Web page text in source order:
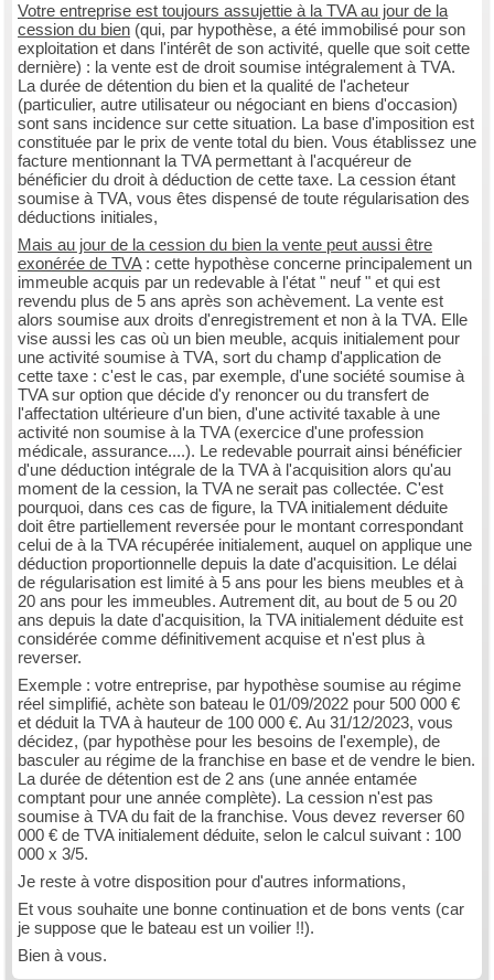
Votre entreprise est toujours assujettie à la TVA au jour de la
cession du bien (qui, par hypothèse, a été immobilisé pour son
exploitation et dans l'intérêt de son activité, quelle que soit cette
dernière) : la vente est de droit soumise intégralement à TVA.
La durée de détention du bien et la qualité de l'acheteur
(particulier, autre utilisateur ou négociant en biens d'occasion)
sont sans incidence sur cette situation. La base d'imposition est
constituée par le prix de vente total du bien. Vous établissez une
facture mentionnant la TVA permettant à l'acquéreur de
bénéficier du droit à déduction de cette taxe. La cession étant
soumise à TVA, vous êtes dispensé de toute régularisation des
déductions initiales,
Mais au jour de la cession du bien la vente peut aussi être
exonérée de TVA: cette hypothèse concerne principalement un
immeuble acquis par un redevable à l'état " neuf " et qui est
revendu plus de 5 ans après son achèvement. La vente est
alors soumise aux droits d'enregistrement et non à la TVA. Elle
vise aussi les cas où un bien meuble, acquis initialement pour
une activité soumise à TVA, sort du champ d'application de
cette taxe : c'est le cas, par exemple, d'une société soumise à
TVA sur option que décide d'y renoncer ou du transfert de
l'affectation ultérieure d'un bien, d'une activité taxable à une
activité non soumise à la TVA (exercice d'une profession
médicale, assurance....). Le redevable pourrait ainsi bénéficier
d'une déduction intégrale de la TVA à l'acquisition alors qu'au
moment de la cession, la TVA ne serait pas collectée. C'est
pourquoi, dans ces cas de figure, la TVA initialement déduite
doit être partiellement reversée pour le montant correspondant
celui de à la TVA récupérée initialement, auquel on applique une
déduction proportionnelle depuis la date d'acquisition. Le délai
de régularisation est limité à 5 ans pour les biens meubles et à
20 ans pour les immeubles. Autrement dit, au bout de 5 ou 20
ans depuis la date d'acquisition, la TVA initialement déduite est
considérée comme définitivement acquise et n'est plus à
reverser.
Exemple : votre entreprise, par hypothèse soumise au régime
réel simplifié, achète son bateau le 01/09/2022 pour 500 000 €
et déduit la TVA à hauteur de 100 000 €. Au 31/12/2023, vous
décidez, (par hypothèse pour les besoins de l'exemple), de
basculer au régime de la franchise en base et de vendre le bien.
La durée de détention est de 2 ans (une année entamée
comptant pour une année complète). La cession n'est pas
soumise à TVA du fait de la franchise. Vous devez reverser 60
000 € de TVA initialement déduite, selon le calcul suivant : 100
000 x 3/5.
Je reste à votre disposition pour d'autres informations,
Et vous souhaite une bonne continuation et de bons vents (car
je suppose que le bateau est un voilier !!).
Bien à vous.